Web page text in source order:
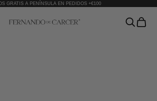
GRATIS A PENÍNSULA EN PEDIDOS +€100
Fernando de Cárcer AbrirAbrir